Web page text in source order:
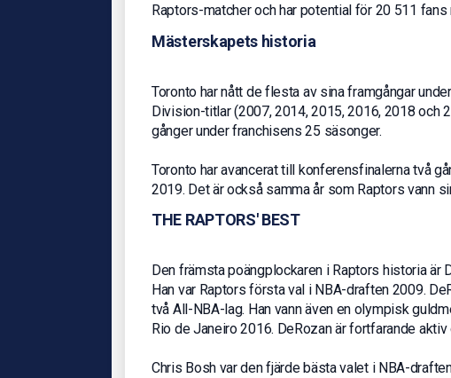
Raptors-matcher och har potential för 20 511
Mästerskapets historia
Toronto har nått de flesta av sina framgångar
Division-titlar (2007, 2014, 2015, 2016, 2018 och
gånger under franchisens 25 säsonger.
Toronto har avancerat till konferensfinalerna två
2019. Det är också samma år som Raptors vann
THE RAPTORS' BEST
Den främsta poängplockaren i Raptors historia är
Han var Raptors första val i NBA-draften 2009.
två All-NBA-lag. Han vann även en olympisk
Rio de Janeiro 2016. DeRozan är fortfarande
Chris Bosh var den fjärde bästa valet i NBA-